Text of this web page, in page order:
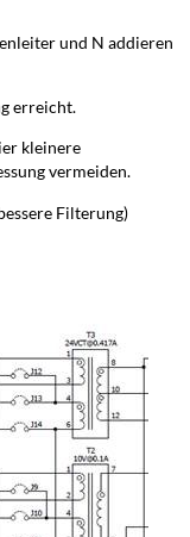
und N addieren
erreicht.
kleinere
vermeiden.
Filterung)